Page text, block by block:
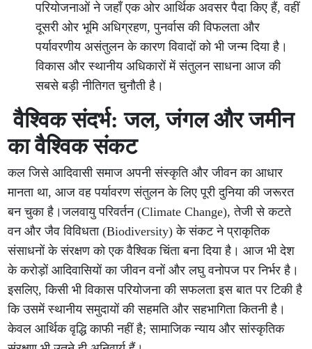
परियोजनाओं ने जहाँ एक ओर आर्थिक अवसर पैदा किए हैं, वहीं
दूसरी ओर भूमि अधिग्रहण, पुनर्वास की विफलता और
पर्यावरणीय असंतुलन के कारण विवादों को भी जन्म दिया है।
विकास और स्थानीय अधिकारों में संतुलन साधना आज की
सबसे बड़ी नीतिगत चुनौती है।
वैश्विक संदर्भ: जल, जंगल और जमीन
का वैश्विक संकट
कल जिसे आदिवासी समाज अपनी संस्कृति और जीवन का आधार
मानता था, आज वह पर्यावरण संतुलन के लिए पूरी दुनिया की जरूरत
बन चुका है।जलवायु परिवर्तन (Climate Change), तेजी से कटते
वन और जैव विविधता (Biodiversity) के संकट ने प्राकृतिक
संसाधनों के संरक्षण को एक वैश्विक चिंता बना दिया है। आज भी देश
के करोड़ों आदिवासियों का जीवन वनों और लघु वनोपज पर निर्भर है।
इसलिए, किसी भी विकास परियोजना की सफलता इस बात पर टिकी है
कि उसमें स्थानीय समुदायों की सहमति और सहभागिता कितनी है।
केवल आर्थिक वृद्धि काफी नहीं है; सामाजिक न्याय और सांस्कृतिक